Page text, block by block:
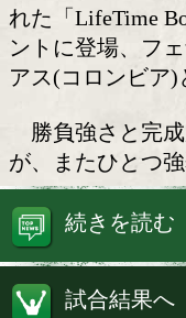
大湾硫斗
WBO(世界ボ
湾硫斗(27=志
れた「
ントに登場、
アス(コロンビ